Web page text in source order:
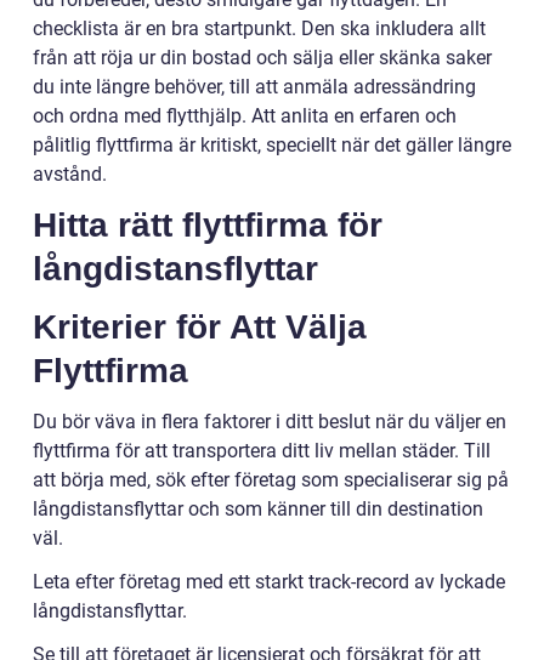
checklista är en bra startpunkt. Den ska inkludera allt
från att röja ur din bostad och sälja eller skänka saker
du inte längre behöver, till att anmäla adressändring
och ordna med flytthjälp. Att anlita en erfaren och
pålitlig flyttfirma är kritiskt, speciellt när det gäller längre
avstånd.
Hitta rätt flyttfirma för
långdistansflyttar
Kriterier för Att Välja
Flyttfirma
Du bör väva in flera faktorer i ditt beslut när du väljer en
flyttfirma för att transportera ditt liv mellan städer. Till
att börja med, sök efter företag som specialiserar sig på
långdistansflyttar och som känner till din destination
väl.
Leta efter företag med ett starkt track-record av lyckade
långdistansflyttar.
Se till att företaget är licensierat och försäkrat för att